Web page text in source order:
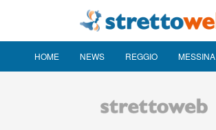
HOME NEWS REGGIO MESSINA